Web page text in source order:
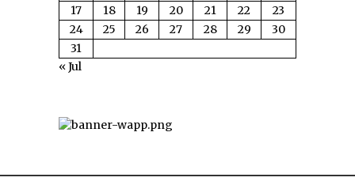
17
18 19 20 21 22
23
24
25 26 27 28 29
30
31
« Jul